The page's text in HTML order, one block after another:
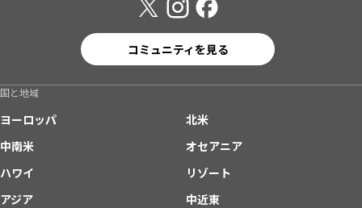
コミュニティを見る
国と地域
ヨーロッパ
北米
中南米
オセアニア
ハワイ
リゾート
アジア
中近東